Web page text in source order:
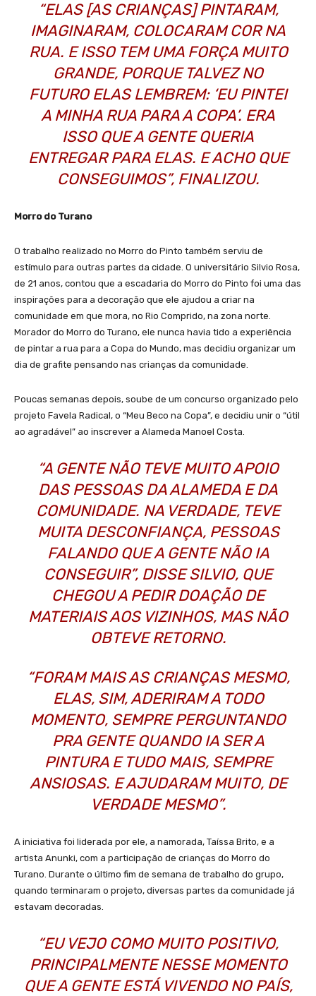
“ELAS [AS CRIANÇAS] PINTARAM,
IMAGINARAM, COLOCARAM COR NA
RUA. E ISSO TEM UMA FORÇA MUITO
GRANDE, PORQUE TALVEZ NO
FUTURO ELAS LEMBREM: ‘EU PINTEI
A MINHA RUA PARA A COPA’. ERA
ISSO QUE A GENTE QUERIA
ENTREGAR PARA ELAS. E ACHO QUE
CONSEGUIMOS”, FINALIZOU.
Morro do Turano
O trabalho realizado no Morro do Pinto também serviu de
estímulo para outras partes da cidade. O universitário Silvio Rosa,
de 21 anos, contou que a escadaria do Morro do Pinto foi uma das
inspirações para a decoração que ele ajudou a criar na
comunidade em que mora, no Rio Comprido, na zona norte.
Morador do Morro do Turano, ele nunca havia tido a experiência
de pintar a rua para a Copa do Mundo, mas decidiu organizar um
dia de grafite pensando nas crianças da comunidade.
Poucas semanas depois, soube de um concurso organizado pelo
projeto Favela Radical, o “Meu Beco na Copa”, e decidiu unir o “útil
ao agradável” ao inscrever a Alameda Manoel Costa.
“A GENTE NÃO TEVE MUITO APOIO
DAS PESSOAS DA ALAMEDA E DA
COMUNIDADE. NA VERDADE, TEVE
MUITA DESCONFIANÇA, PESSOAS
FALANDO QUE A GENTE NÃO IA
CONSEGUIR”, DISSE SILVIO, QUE
CHEGOU A PEDIR DOAÇÃO DE
MATERIAIS AOS VIZINHOS, MAS NÃO
OBTEVE RETORNO.
“FORAM MAIS AS CRIANÇAS MESMO,
ELAS, SIM, ADERIRAM A TODO
MOMENTO, SEMPRE PERGUNTANDO
PRA GENTE QUANDO IA SER A
PINTURA E TUDO MAIS, SEMPRE
ANSIOSAS. E AJUDARAM MUITO, DE
VERDADE MESMO”.
A iniciativa foi liderada por ele, a namorada, Taíssa Brito, e a
artista Anunki, com a participação de crianças do Morro do
Turano. Durante o último fim de semana de trabalho do grupo,
quando terminaram o projeto, diversas partes da comunidade já
estavam decoradas.
“EU VEJO COMO MUITO POSITIVO,
PRINCIPALMENTE NESSE MOMENTO
QUE A GENTE ESTÁ VIVENDO NO PAÍS,